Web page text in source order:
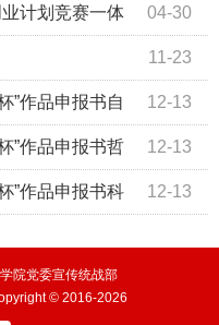
04-30
计划竞赛一体
11-23
12-13
”作品申报书自
12-13
”作品申报书哲
论文版 12-13
”作品申报书科
院党委宣传统战部
© 2016-2026